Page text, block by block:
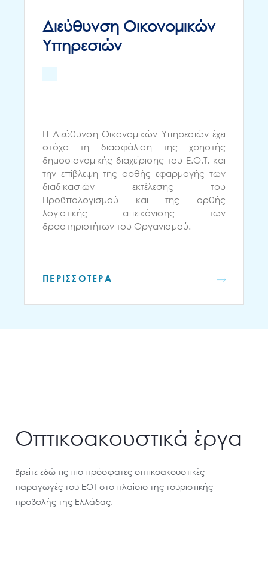
Διεύθυνση Οικονομικών
Υπηρεσιών
Η Διεύθυνση Οικονομικών Υπηρεσιών έχει
στόχο τη διασφάλιση της χρηστής
δημοσιονομικής διαχείρισης του Ε.Ο.Τ. και
την επίβλεψη της ορθής εφαρμογής των
διαδικασιών εκτέλεσης του
Προϋπολογισμού και της ορθής
λογιστικής απεικόνισης των
δραστηριοτήτων του Οργανισμού.
ΠΕΡΙΣΣΟΤΕΡΑ
Οπτικοακουστικά έργα
Βρείτε εδώ τις πιο πρόσφατες οπτικοακουστικές
παραγωγές του ΕΟΤ στο πλαίσιο της τουριστικής
προβολής της Ελλάδας.